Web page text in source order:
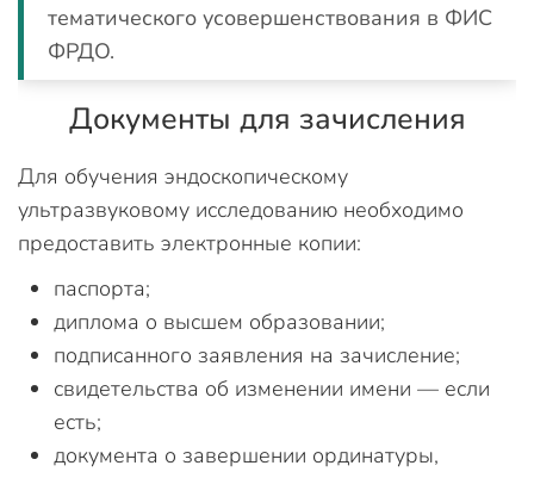
тематического усовершенствования в ФИС
ФРДО.
Документы для зачисления
Для обучения эндоскопическому
ультразвуковому исследованию необходимо
предоставить электронные копии:
паспорта;
диплома о высшем образовании;
подписанного заявления на зачисление;
свидетельства об изменении имени — если
есть;
документа о завершении ординатуры,